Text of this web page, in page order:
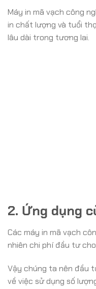
Máy in mã vạch công
in chất lượng và tuổi
lâu dài trong tương lai.
2. Ứng dụng
Các máy in mã vạch
nhiên chi phí đầu tư
Vậy chúng ta nên đầu
về việc sử dụng số